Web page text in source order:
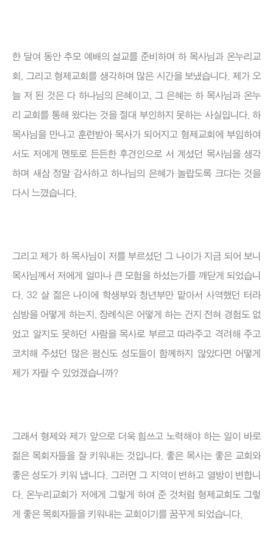
한 달여 동안 추모 예배의 설교를 준비하며 하 목사님과 온누리교
회, 그리고 형제교회를 생각하며 많은 시간을 보냈습니다. 제가 오
늘 저 된 것은 다 하나님의 은혜이고, 그 은혜는 하 목사님과 온누
리 교회를 통해 왔다는 것을 절대 부인하지 못하는 사실입니다. 하
목사님을 만나고 훈련받아 목사가 되어지고 형제교회에 부임하여
서도 저에게 멘토로 든든한 후견인으로 서 계셨던 목사님을 생각
하며 새삼 정말 감사하고 하나님의 은혜가 놀랍도록 크다는 것을
다시 느꼈습니다.
그리고 제가 하 목사님이 저를 부르셨던 그 나이가 지금 되어 보니
목사님께서 저에게 얼마나 큰 모험을 하셨는가를 깨닫게 되었습니
다. 32 살 젊은 나이에 학생부와 청년부만 맡아서 사역했던 터라
심방을 어떻게 하는지, 장례식은 어떻게 하는 건지 전혀 경험도 없
었고 알지도 못하던 사람을 목사로 부르고 따라주고 격려해 주고
코치해 주셨던 많은 평신도 성도들이 함께하지 않았다면 어떻게
제가 자랄 수 있었겠습니까?
그래서 형제와 제가 앞으로 더욱 힘쓰고 노력해야 하는 일이 바로
젊은 목회자들을 잘 키워내는 것입니다. 좋은 목사는 좋은 교회와
좋은 성도가 키워 냅니다. 그러면 그 지역이 변하고 열방이 변합니
다. 온누리교회가 저에게 그렇게 하여 준 것처럼 형제교회도 그렇
게 좋은 목회자들을 키워내는 교회이기를 꿈꾸게 되었습니다.